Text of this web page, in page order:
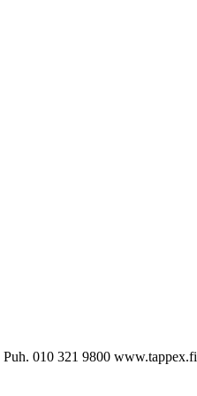
Puh. 010 321 9800 www.tappex.fi